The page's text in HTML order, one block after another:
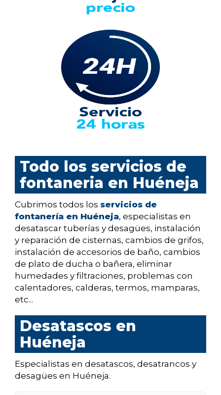
Todo los servicios de
fontaneria en Huéneja
Cubrimos todos los servicios de
fontanería en Huéneja, especialistas en
desatascar tuberías y desagües, instalación
y reparación de cisternas, cambios de grifos,
instalación de accesorios de baño, cambios
de plato de ducha o bañera, eliminar
humedades y filtraciones, problemas con
calentadores, calderas, termos, mamparas,
etc...
Desatascos en
Huéneja
Especialistas en desatascos, desatrancos y
desagües en Huéneja.